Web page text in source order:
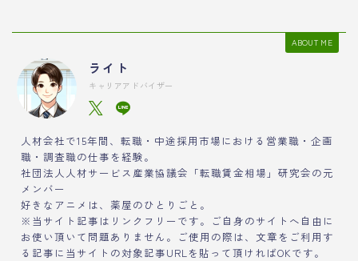
ABOUT ME
ライト
キャリアアドバイザー
人材会社で15年間、転職・中途採用市場における営業職・企画
職・調査職の仕事を経験。
社団法人人材サービス産業協議会「転職賃金相場」研究会の元
メンバー
好きなアニメは、薬屋のひとりごと。
※当サイト記事はリンクフリーです。ご自身のサイトへ自由に
お使い頂いて問題ありません。ご使用の際は、文章をご利用す
る記事に当サイトの対象記事URLを貼って頂ければOKです。